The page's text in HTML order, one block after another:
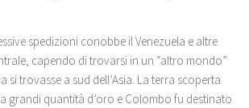
spedizioni conobbe il Venezuela e altre
capendo di trovarsi in un “altro mondo”
si trovasse a sud dell’Asia. La terra scoperta
grandi quantità d’oro e Colombo fu destinato